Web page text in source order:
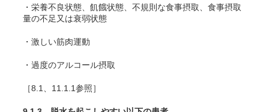
・栄養不良状態、飢餓状態、不規則な食事摂取、食事摂取
量の不足又は衰弱状態
・激しい筋肉運動
・過度のアルコール摂取
［8.1、11.1.1参照］